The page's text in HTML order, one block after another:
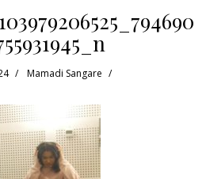
Mamadi Sangare